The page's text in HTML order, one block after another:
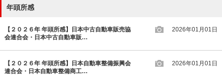
年頭所感
【２０２６年 年頭所感】日本中古自動車販売協
会連合会・日本中古自動車販…
2026年01月01日
【２０２６年 年頭所感】日本自動車整備振興会
連合会・日本自動車整備商工…
2026年01月01日